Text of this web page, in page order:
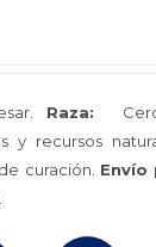
Raza:
y recursos
curación. Envío